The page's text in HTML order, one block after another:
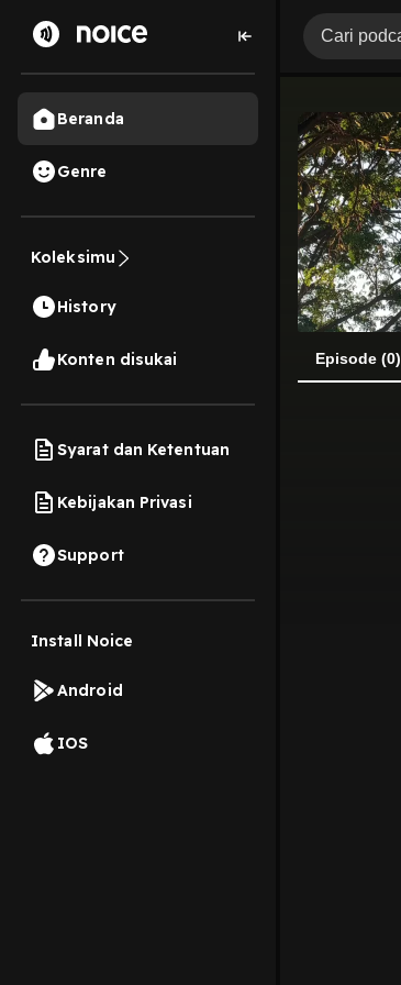
Beranda
Genre
Koleksimu
History
Konten disukai
Syarat dan Ketentuan
Kebijakan Privasi
Support
Install Noice
Android
IOS
Episode (0)